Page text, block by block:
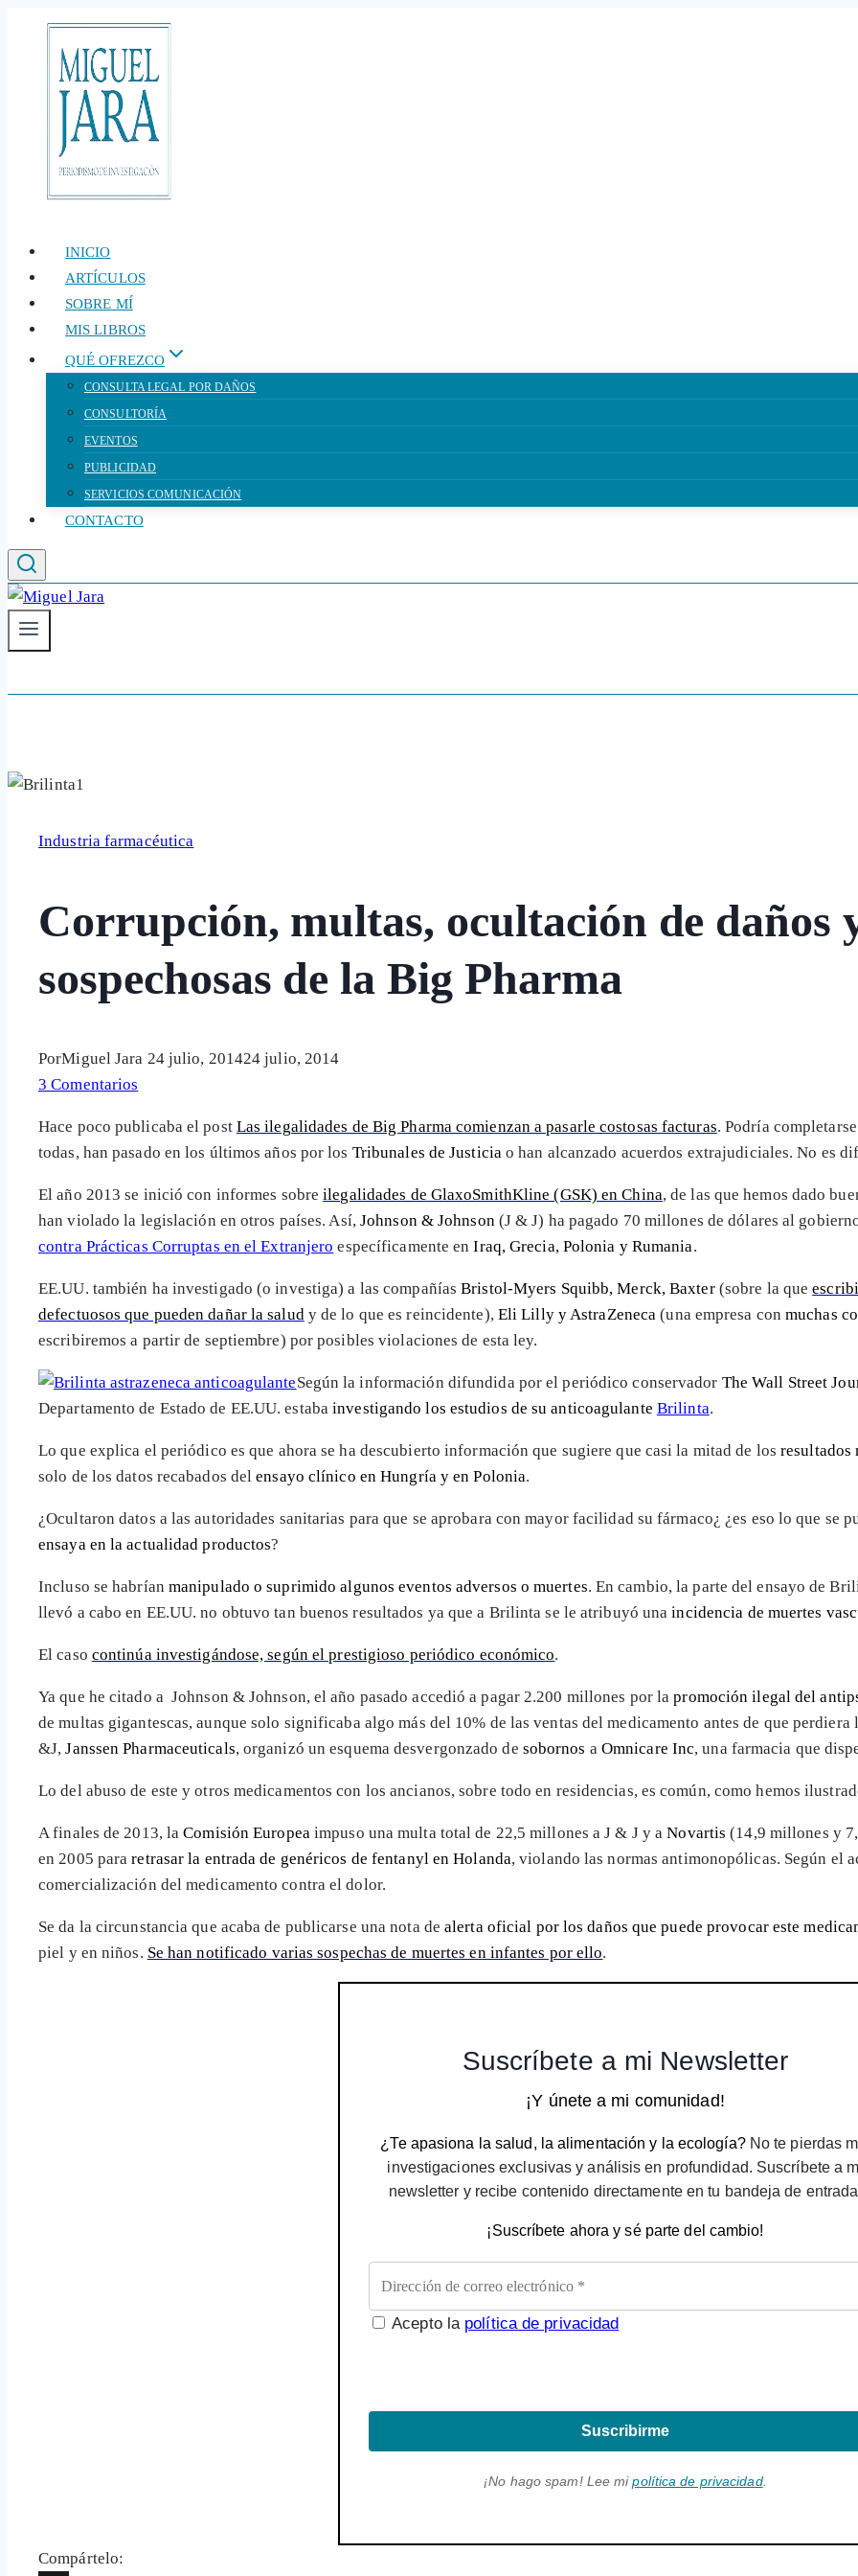
contenido
INICIO
ARTÍCULOS
SOBRE MÍ
MIS LIBROS
QUÉ OFREZCO
CONSULTA LEGAL POR DAÑOS
CONSULTORÍA
EVENTOS
PUBLICIDAD
SERVICIOS COMUNICACIÓN
CONTACTO
Industria farmacéutica
Corrupción, multas, ocultación de daños
sospechosas de la Big Pharma
PorMiguel Jara 24 julio, 201424 julio, 2014
3 Comentarios
Hace poco publicaba el post Las ilegalidades de Big Pharma comienzan a pasarle costosas facturas. Podría
todas, han pasado en los últimos años por los Tribunales de Justicia o han alcanzado acuerdos extrajudiciales. No es
El año 2013 se inició con informes sobreilegalidades de GlaxoSmithKline (GSK) en China, de las que hemos dado
han violado la legislación en otros países. Así, Johnson & Johnson (J & J) ha pagado 70 millones de dólares al
contra Prácticas Corruptas en el Extranjero específicamente enIraq, Grecia, Polonia y Rumania.
EE.UU. también ha investigado (o investiga) a las compañíasBristol-Myers Squibb, Merck, Baxter(sobre la que
defectuosos que pueden dañar la salud y de lo que es reincidente), Eli Lilly y AstraZeneca (una empresa conmuchas
escribiremos a partir de septiembre) por posibles violaciones de esta ley.
Según la información difundida por el periódico conservador The Wall Street
Departamento de Estado de EE.UU. estabainvestigando los estudios de su anticoagulante Brilinta.
Lo que explica el periódico es que ahora se ha descubierto información que sugiere que casi la mitad de losresultados
solo de los datos recabados del ensayo clínico en Hungría y en Polonia.
¿Ocultaron datos a las autoridades sanitarias para que se aprobara con mayor facilidad su fármaco¿ ¿es eso lo que se
ensaya en la actualidad productos?
Incluso se habrían manipulado o suprimido algunos eventos adversos o muertes. En cambio, la parte del ensayo de
llevó a cabo en EE.UU. no obtuvo tan buenos resultados ya que a Brilinta se le atribuyó unaincidencia de muertes
El caso continúa investigándose, según el prestigioso periódico económico.
Ya que he citado a Johnson & Johnson, el año pasado accedió a pagar 2.200 millones por lapromoción ilegal del
de multas gigantescas, aunque solo significaba algo más del 10% de las ventas del medicamento antes de que
&J,Janssen Pharmaceuticals, organizó un esquema desvergonzado de sobornos a Omnicare Inc, una farmacia que
Lo del abuso de este y otros medicamentos con los ancianos, sobre todo en residencias, es común, como hemos
A finales de 2013, laComisión Europea impuso una multa total de 22,5 millones a J & J y aNovartis (14,9 millones y
en 2005 pararetrasar la entrada de genéricos de fentanyl en Holanda, violando las normas antimonopólicas. Según el
comercialización del medicamento contra el dolor.
Se da la circunstancia que acaba de publicarse una nota dealerta oficial por los daños que puede provocar este
piel y en niños. Se han notificado varias sospechas de muertes en infantes por ello.
Suscríbete a mi Newsletter
¡Y únete a mi comunidad!
¿Te apasiona la salud, la alimentación y la ecología?No te pierdas
investigaciones exclusivas y análisis en profundidad. Suscríbete a
newsletter y recibe contenido directamente en tu bandeja de
¡Suscríbete ahora y sé parte del cambio!
Acepto la política de privacidad
Suscribirme
¡No hago spam! Lee mipolítica de privacidad.
Compártelo: